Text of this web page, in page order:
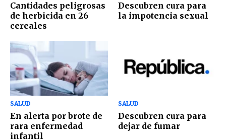
Cantidades peligrosas
de herbicida en 26
cereales
Descubren cura para
la impotencia sexual
SALUD
En alerta por brote de
rara enfermedad
infantil
SALUD
Descubren cura para
dejar de fumar